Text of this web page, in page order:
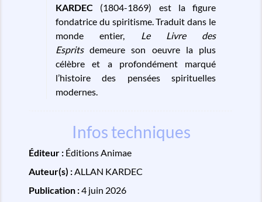
KARDEC
(1804-1869) est la figure
fondatrice du spiritisme. Traduit dans le
monde entier, Le Livre des
Espritsdemeure son oeuvre la plus
célèbre et a profondément marqué
l’histoire des pensées spirituelles
modernes.
Infos techniques
Éditeur : Éditions Animae
Auteur(s) :ALLAN KARDEC
Publication :4 juin 2026